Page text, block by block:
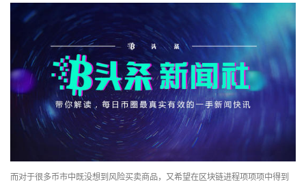
而对于很多币市中既没想到风险买卖商品，又希望在区块链进程项项项中得到